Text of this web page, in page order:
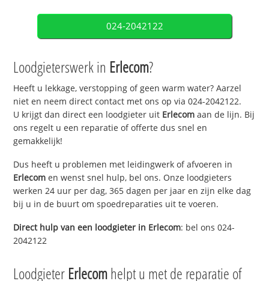
024-2042122
Loodgieterswerk in Erlecom?
Heeft u lekkage, verstopping of geen warm water? Aarzel
niet en neem direct contact met ons op via 024-2042122.
U krijgt dan direct een loodgieter uit Erlecom aan de lijn. Bij
ons regelt u een reparatie of offerte dus snel en
gemakkelijk!
Dus heeft u problemen met leidingwerk of afvoeren in
Erlecom en wenst snel hulp, bel ons. Onze loodgieters
werken 24 uur per dag, 365 dagen per jaar en zijn elke dag
bij u in de buurt om spoedreparaties uit te voeren.
Direct hulp van een loodgieter in Erlecom: bel ons 024-
2042122
Loodgieter Erlecomhelpt u met de reparatie of